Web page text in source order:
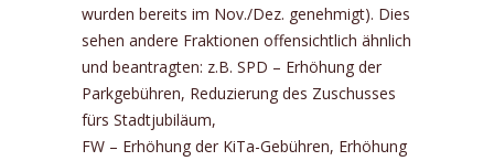
wurden bereits im Nov./Dez. genehmigt). Dies
sehen andere Fraktionen offensichtlich ähnlich
und beantragten: z.B. SPD – Erhöhung der
Parkgebühren, Reduzierung des Zuschusses
fürs Stadtjubiläum,
FW – Erhöhung der KiTa-Gebühren, Erhöhung